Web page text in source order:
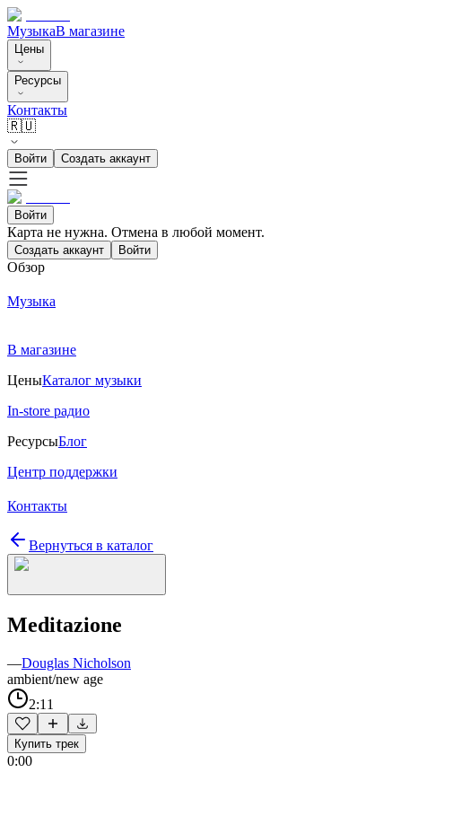
МузыкаВ магазине
Цены
Ресурсы
Контакты
🇷🇺
Войти Создать аккаунт
Войти
Карта не нужна. Отмена в любой момент.
Создать аккаунт Войти
Обзор
Музыка
В магазине
ЦеныКаталог музыки
In-store радио
РесурсыБлог
Центр поддержки
Контакты
Вернуться в каталог
Meditazione
—Douglas Nicholson
ambient/new age
2:11
Купить трек
0:00